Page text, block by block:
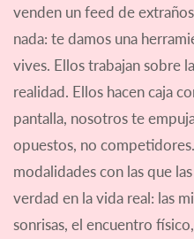
venden un feed de
nada: te damos una
vives. Ellos trabajan sobre
realidad. Ellos hacen caja
pantalla, nosotros te
opuestos, no
modalidades con las que
verdad en la vida real: las
sonrisas, el encuentro